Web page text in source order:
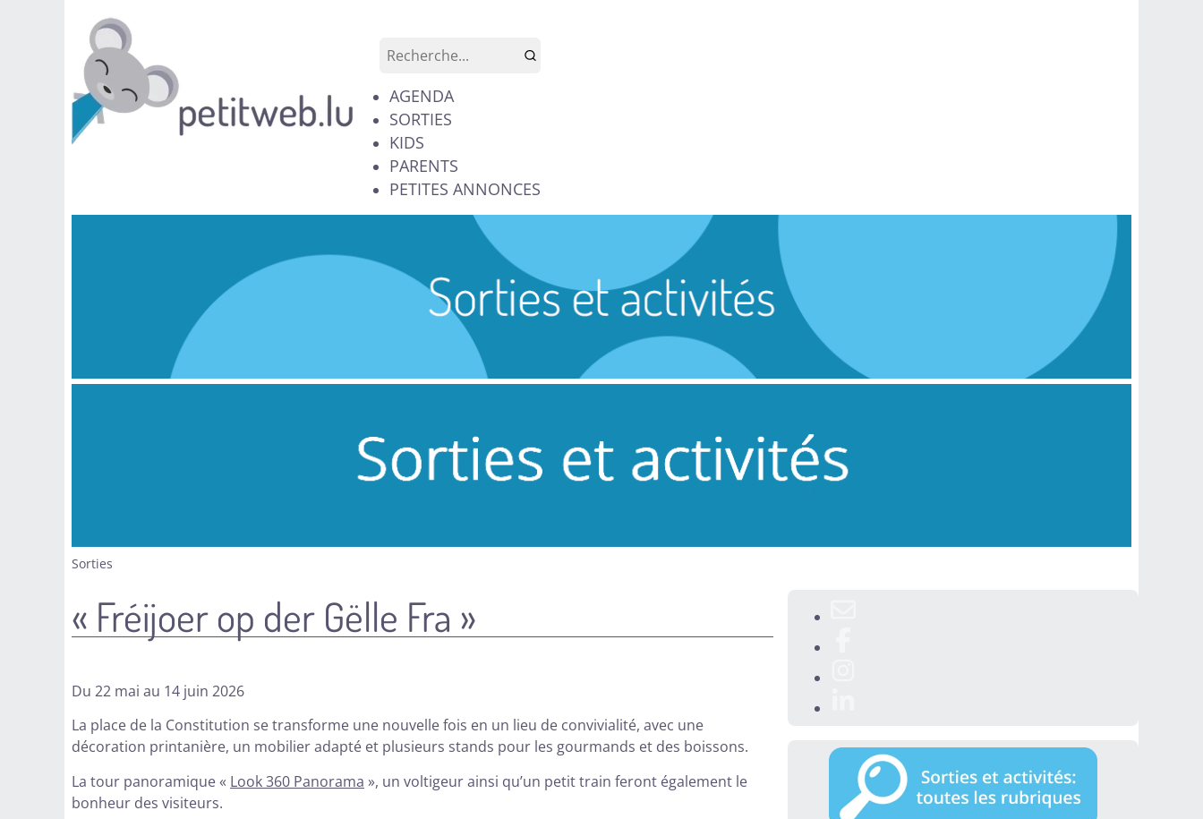
AGENDA
SORTIES
KIDS
PARENTS
PETITES ANNONCES
Sorties
« Fréijoer op der Gëlle Fra »
Du 22 mai au 14 juin 2026
La place de la Constitution se transforme une nouvelle fois en un lieu de convivialité, avec une
décoration printanière, un mobilier adapté et plusieurs stands pour les gourmands et des boissons.
La tour panoramique « Look 360 Panorama », un voltigeur ainsi qu’un petit train feront également le
bonheur des visiteurs.